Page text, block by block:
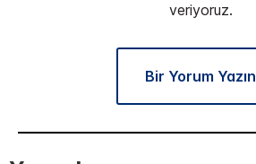
veriyoruz.
Bir Yorum Yazın